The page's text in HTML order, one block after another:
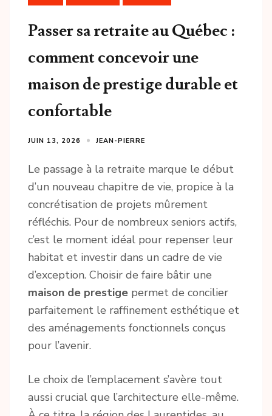
Passer sa retraite au Québec :
comment concevoir une
maison de prestige durable et
confortable
JUIN 13, 2026 JEAN-PIERRE
Le passage à la retraite marque le début
d’un nouveau chapitre de vie, propice à la
concrétisation de projets mûrement
réfléchis. Pour de nombreux seniors actifs,
c’est le moment idéal pour repenser leur
habitat et investir dans un cadre de vie
d’exception. Choisir de faire bâtir une
maison de prestige permet de concilier
parfaitement le raffinement esthétique et
des aménagements fonctionnels conçus
pour l’avenir.
Le choix de l’emplacement s’avère tout
aussi crucial que l’architecture elle-même.